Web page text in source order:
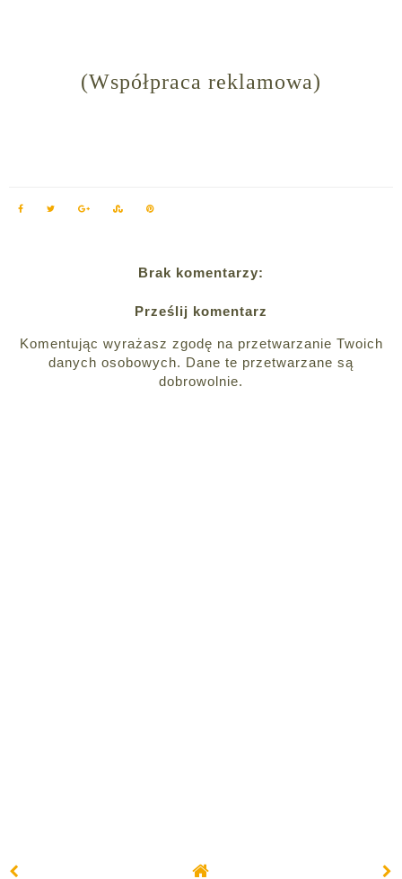
(Współpraca reklamowa)
Brak komentarzy:
Prześlij komentarz
Komentując wyrażasz zgodę na przetwarzanie Twoich
danych osobowych. Dane te przetwarzane są
dobrowolnie.